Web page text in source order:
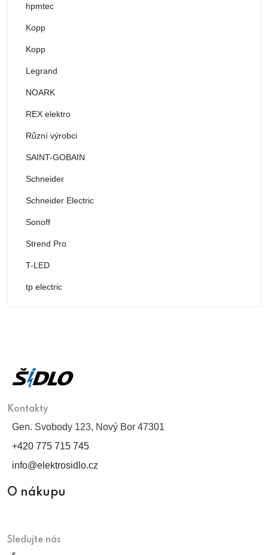
hpmtec
Kopp
Kopp
Legrand
NOARK
REX elektro
Různí výrobci
SAINT-GOBAIN
Schneider
Schneider Electric
Sonoff
Strend Pro
T-LED
tp electric
Kontakty
Gen. Svobody 123, Nový Bor 47301
+420 775 715 745
info@elektrosidlo.cz
O nákupu
Sledujte nás